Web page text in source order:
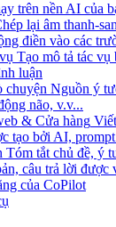
trên nền AI của
lại âm thanh-
điền vào các
Tạo mô tả tác vụ
luận
chuyện Nguồn ý
não, v.v...
& Cửa hàng
tạo bởi AI,
Tóm tắt chủ đề, ý
câu trả lời được
của CoPilot